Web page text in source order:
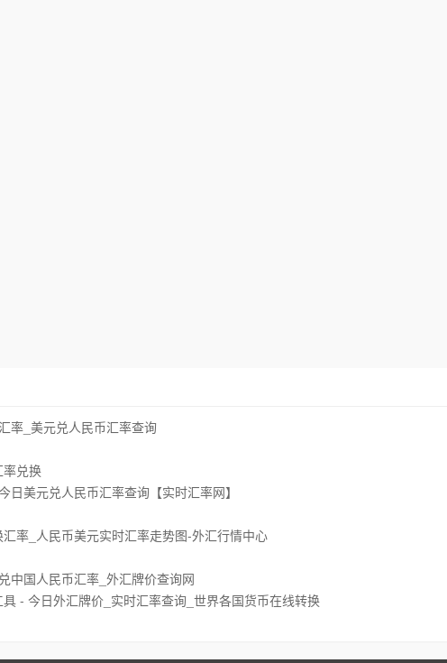
率_美元兑人民币汇率查询
率兑换
日美元兑人民币汇率查询【实时汇率网】
率_人民币美元实时汇率走势图-外汇行情中心
中国人民币汇率_外汇牌价查询网
- 今日外汇牌价_实时汇率查询_世界各国货币在线转换